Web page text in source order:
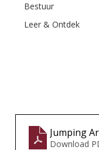
Bestuur
Leer & Ontdek
Jumping
Download